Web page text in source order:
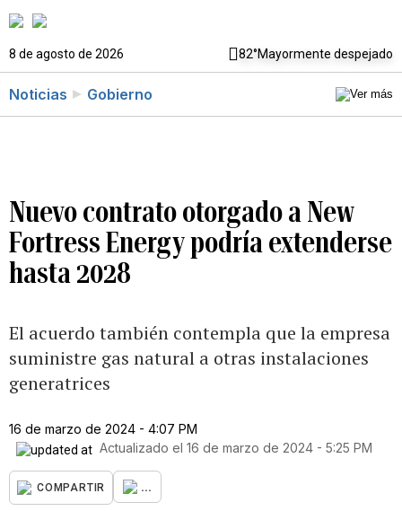
8 de agosto de 2026 82°Mayormente despejado
Noticias Gobierno
Nuevo contrato otorgado a New
Fortress Energy podría extenderse
hasta 2028
El acuerdo también contempla que la empresa
suministre gas natural a otras instalaciones
generatrices
16 de marzo de 2024 - 4:07 PM
Actualizado el 16 de marzo de 2024 - 5:25 PM
COMPARTIR ...